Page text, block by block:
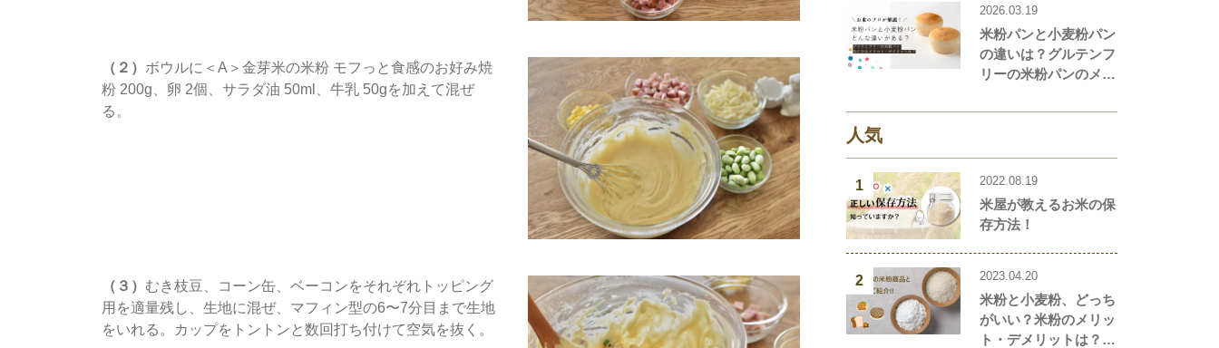
（２） ボウルに＜A＞金芽米の米粉 モフっと食感のお好み焼
粉 200g、卵 2個、サラダ油 50ml、牛乳 50gを加えて混ぜ
る。
（３） むき枝豆、コーン缶、ベーコンをそれぞれトッピング
用を適量残し、生地に混ぜ、マフィン型の6〜7分目まで生地
をいれる。カップをトントンと数回打ち付けて空気を抜く。
2026.03.19
米粉パンと小麦粉パン
の違いは？グルテンフ
リーの米粉パンのメリ
説します！
人気
1 2022.08.19
米屋が教えるお米の保
存方法！
2 2023.04.20
米粉と小麦粉、どっち
がいい？米粉のメリッ
ト・デメリットは？米